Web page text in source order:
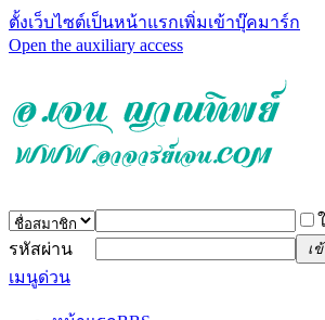
ตั้งเว็บไซต์เป็นหน้าแรกเพิ่มเข้าบุ๊คมาร์ก
Open the auxiliary access
รหัสผ่าน
เ
เมนูด่วน